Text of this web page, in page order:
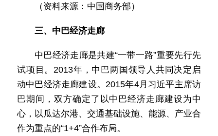
（资料来源：中国商务部）
三、中巴经济走廊
中巴经济走廊是共建“一带一路”重要先行先
试项目。2013年，中巴两国领导人共同决定启
动中巴经济走廊建设。2015年4月习近平主席访
巴期间，双方确定了以中巴经济走廊建设为中
心，以瓜达尔港、交通基础设施、能源、产业合
作为重点的“1+4”合作布局。